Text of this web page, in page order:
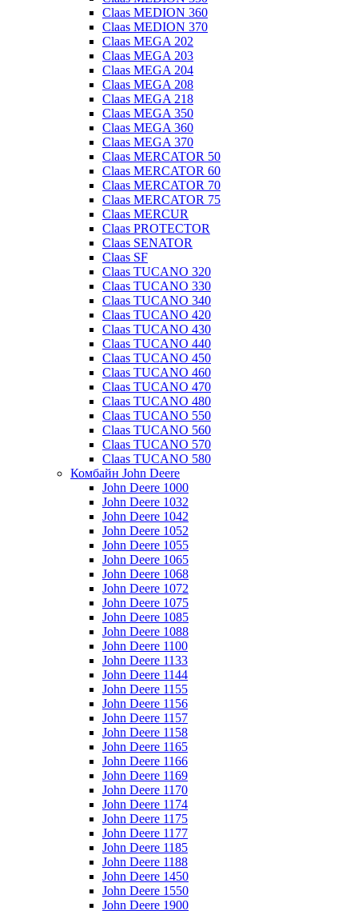
Claas MEDION 360
Claas MEDION 370
Claas MEGA 202
Claas MEGA 203
Claas MEGA 204
Claas MEGA 208
Claas MEGA 218
Claas MEGA 350
Claas MEGA 360
Claas MEGA 370
Claas MERCATOR 50
Claas MERCATOR 60
Claas MERCATOR 70
Claas MERCATOR 75
Claas MERCUR
Claas PROTECTOR
Claas SENATOR
Claas SF
Claas TUCANO 320
Claas TUCANO 330
Claas TUCANO 340
Claas TUCANO 420
Claas TUCANO 430
Claas TUCANO 440
Claas TUCANO 450
Claas TUCANO 460
Claas TUCANO 470
Claas TUCANO 480
Claas TUCANO 550
Claas TUCANO 560
Claas TUCANO 570
Claas TUCANO 580
Комбайн John Deere
John Deere 1000
John Deere 1032
John Deere 1042
John Deere 1052
John Deere 1055
John Deere 1065
John Deere 1068
John Deere 1072
John Deere 1075
John Deere 1085
John Deere 1088
John Deere 1100
John Deere 1133
John Deere 1144
John Deere 1155
John Deere 1156
John Deere 1157
John Deere 1158
John Deere 1165
John Deere 1166
John Deere 1169
John Deere 1170
John Deere 1174
John Deere 1175
John Deere 1177
John Deere 1185
John Deere 1188
John Deere 1450
John Deere 1550
John Deere 1900